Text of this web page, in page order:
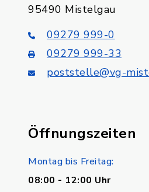
95490 Mistelgau
09279 999-0
09279 999-33
poststelle@vg-
Öffnungszeiten
Montag bis Freitag:
08:00 - 12:00 Uhr